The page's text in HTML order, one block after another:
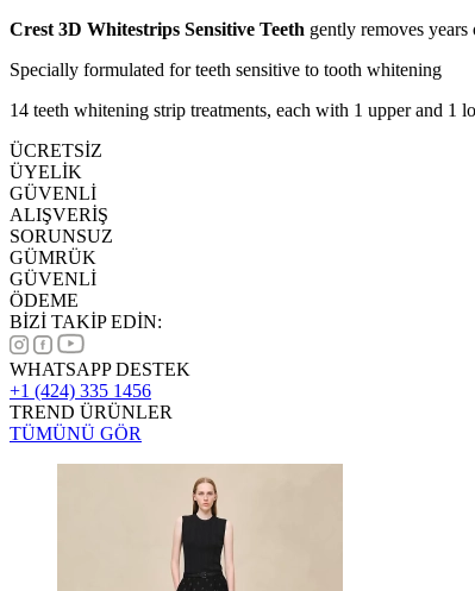
Crest 3D Whitestrips Sensitive Teeth gently removes
Specially formulated for teeth sensitive to tooth whitening
14 teeth whitening strip treatments, each with 1 upper and 1
ÜCRETSİZ
ÜYELİK
GÜVENLİ
ALIŞVERİŞ
SORUNSUZ
GÜMRÜK
GÜVENLİ
ÖDEME
BİZİ TAKİP EDİN:
WHATSAPP DESTEK
+1 (424) 335 1456
TREND ÜRÜNLER
TÜMÜNÜ GÖR